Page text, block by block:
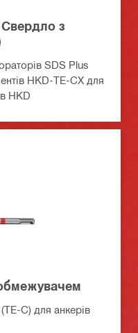
з
SDS Plus
HKD-TE-CX для
HKD
C) для анкерів